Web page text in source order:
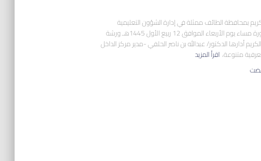
بمحافظة الطائف ممثلة في إدارة الشؤون التعليمية
بالتعاون مع وقف غراس بالمدينة المنورة مساء يوم الأربعاء الموافق 12 ربيع الأول 1445هـ ورشة
أدارها الدكتور/ عبدالله بن ناصر الحلفي -مدير مركز الداخل
متنوعة، اقرأ المزيد